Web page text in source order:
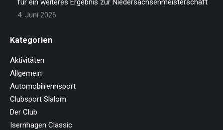
für ein weiteres Ergebnis zur Niedersachsenmeisterschaft
4. Juni 2026
Kategorien
Aktivitäten
Allgemein
Automobilrennsport
Clubsport Slalom
Der Club
Isernhagen Classic